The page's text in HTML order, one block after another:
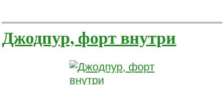
Джодпур, форт внутри